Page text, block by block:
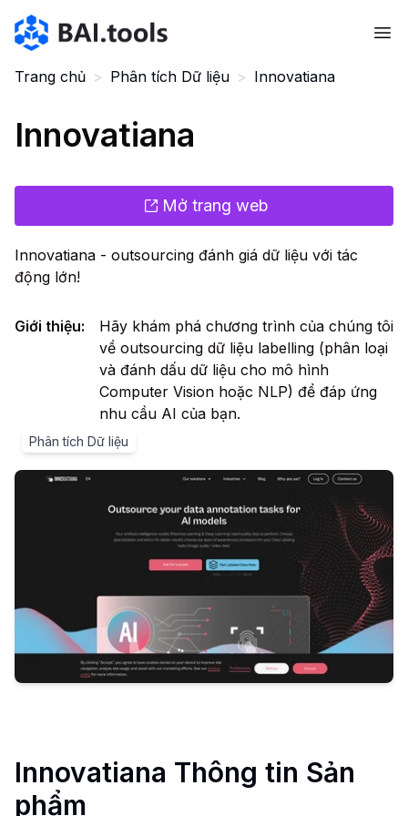
Bai.tools
Trang chủ > Phân tích Dữ liệu > Innovatiana
Innovatiana
Mở trang web
Innovatiana - outsourcing đánh giá dữ liệu với tác
động lớn!
Giới thiệu:
Hãy khám phá chương trình của chúng tôi
về outsourcing dữ liệu labelling (phân loại
và đánh dấu dữ liệu cho mô hình
Computer Vision hoặc NLP) để đáp ứng
nhu cầu AI của bạn.
Phân tích Dữ liệu
Innovatiana Thông tin Sản
phẩm